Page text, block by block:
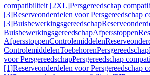
compatibiliteit [2XL]Persgereedschap
[3]Reserveonderdelen voor Persgereedschap
[3]Buisbewerkingsgereedschap
BuisbewerkingsgereedschapAfpersstoppen
AfpersstoppenControlemiddelen
ControlemiddelenToebehorenPersgereedschap
voor PersgereedschapPersgereedschap
[1]Reserveonderdelen voor Persgereedschap